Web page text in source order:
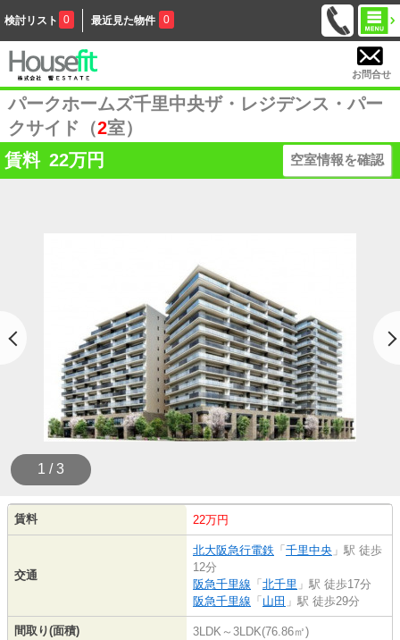
検討リスト 0 最近見た物件 0
お問合せ
パークホームズ千里中央ザ・レジデンス・パー
クサイド（2室）
賃料 22万円 空室情報を確認
1 / 3
賃料 22万円
交通
北大阪急行電鉄 「 千里中央 」駅 徒歩
12分
阪急千里線 「 北千里 」駅 徒歩17分
阪急千里線 「 山田 」駅 徒歩29分
間取り(面積) 3LDK～3LDK(76.86㎡)